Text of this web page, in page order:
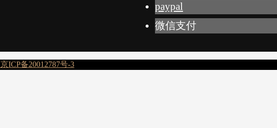
paypal
微信支付
京ICP备20012787号-3